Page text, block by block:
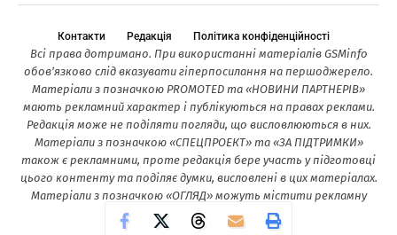
Контакти Редакція Політика конфіденційності
Всі права дотримано. При використанні матеріалів GSMinfo
обов’язково слід вказувати гіперпосилання на першоджерело.
Матеріали з позначкою PROMOTED та «НОВИНИ ПАРТНЕРІВ»
мають рекламний характер і публікуються на правах реклами.
Редакція може не поділяти погляди, що висловлюються в них.
Матеріали з позначкою «СПЕЦПРОЕКТ» та «ЗА ПІДТРИМКИ»
також є рекламними, проте редакція бере участь у підготовці
цього контенту та поділяє думки, висловлені в цих матеріалах.
Матеріали з позначкою «ОГЛЯД» можуть містити рекламну
інформацію.